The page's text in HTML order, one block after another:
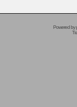
Powered by